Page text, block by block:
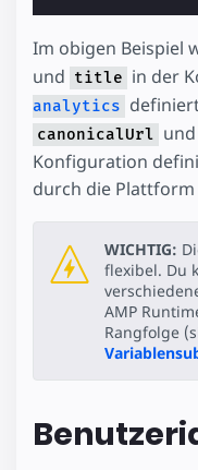
Im obigen Beispiel
und title in der
analytics
canonicalUrl und
Konfiguration
durch die
WICHTIG:
flexibel. Du
AMP
Rangfolge